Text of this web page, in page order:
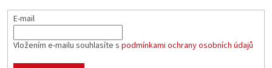
E-mail
Vložením e-mailu souhlasíte s podmínkami ochrany osobních údajů